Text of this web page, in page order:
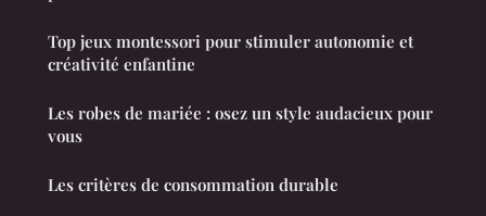
Top jeux montessori pour stimuler autonomie et
créativité enfantine
Les robes de mariée : osez un style audacieux pour
vous
Les critères de consommation durable